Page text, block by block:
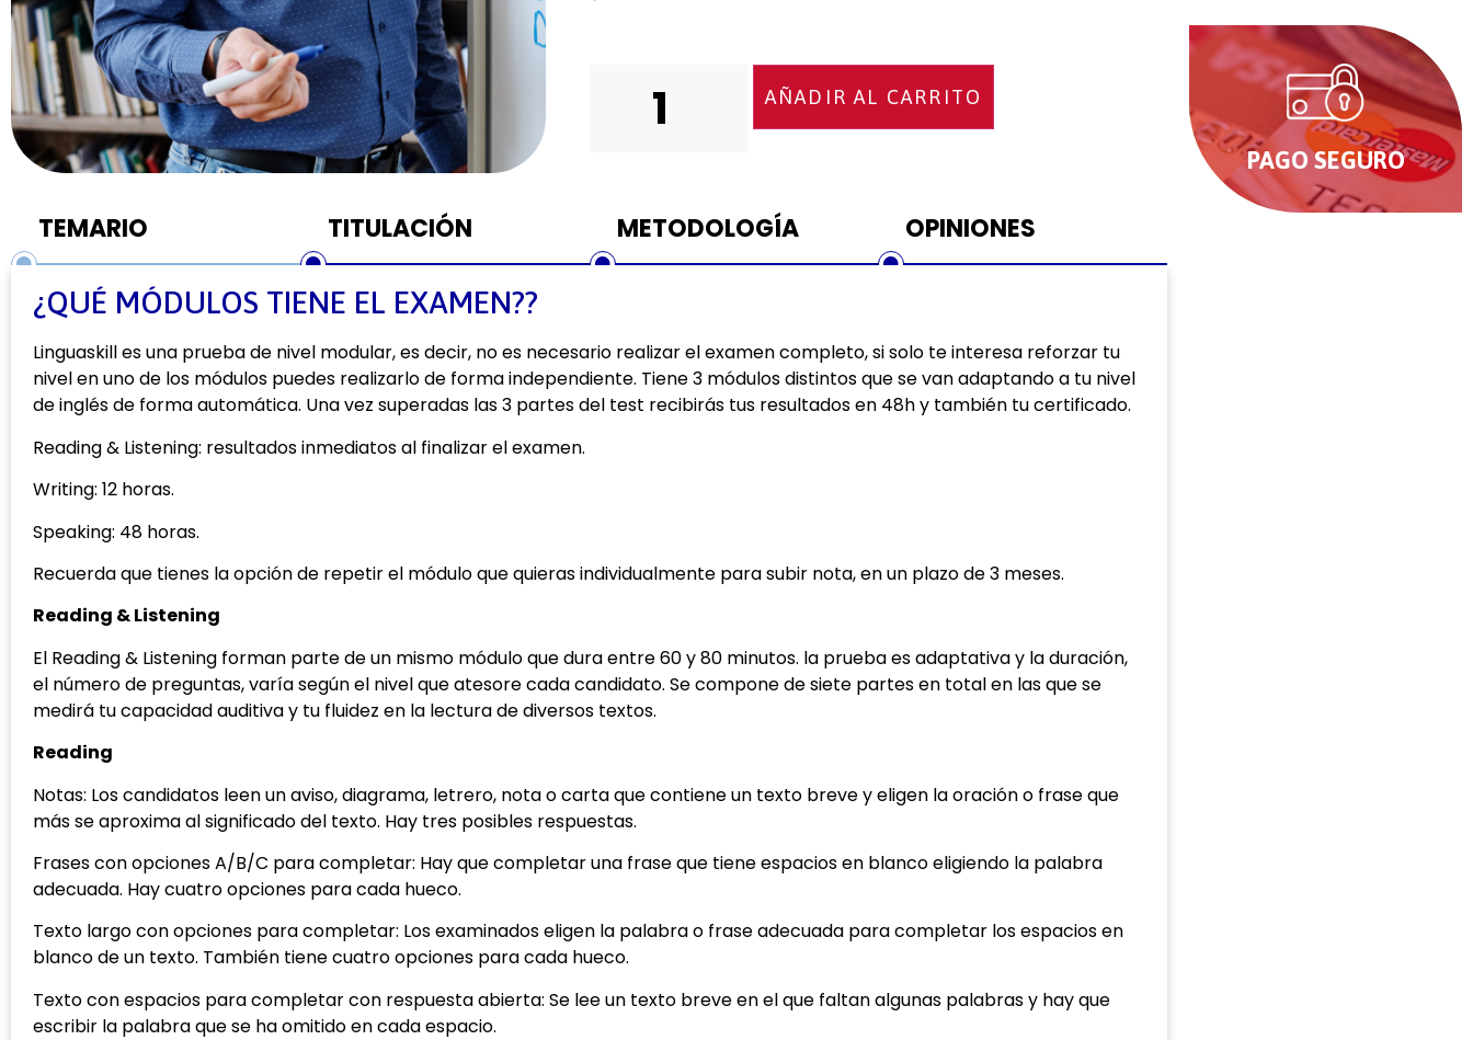
AÑADIR AL CARRITO
TEMARIO TITULACIÓN METODOLOGÍA OPINIONES
¿QUÉ MÓDULOS TIENE EL EXAMEN??
Linguaskill es una prueba de nivel modular, es decir, no es necesario realizar el examen completo, si solo te interesa reforzar tu
nivel en uno de los módulos puedes realizarlo de forma independiente. Tiene 3 módulos distintos que se van adaptando a tu nivel
de inglés de forma automática. Una vez superadas las 3 partes del test recibirás tus resultados en 48h y también tu certificado.
Reading & Listening: resultados inmediatos al finalizar el examen.
Writing: 12 horas.
Speaking: 48 horas.
Recuerda que tienes la opción de repetir el módulo que quieras individualmente para subir nota, en un plazo de 3 meses.
Reading & Listening
El Reading & Listening forman parte de un mismo módulo que dura entre 60 y 80 minutos. la prueba es adaptativa y la duración,
el número de preguntas, varía según el nivel que atesore cada candidato. Se compone de siete partes en total en las que se
medirá tu capacidad auditiva y tu fluidez en la lectura de diversos textos.
Reading
Notas: Los candidatos leen un aviso, diagrama, letrero, nota o carta que contiene un texto breve y eligen la oración o frase que
más se aproxima al significado del texto. Hay tres posibles respuestas.
Frases con opciones A/B/C para completar: Hay que completar una frase que tiene espacios en blanco eligiendo la palabra
adecuada. Hay cuatro opciones para cada hueco.
Texto largo con opciones para completar: Los examinados eligen la palabra o frase adecuada para completar los espacios en
blanco de un texto. También tiene cuatro opciones para cada hueco.
Texto con espacios para completar con respuesta abierta: Se lee un texto breve en el que faltan algunas palabras y hay que
escribir la palabra que se ha omitido en cada espacio.
PAGO SEGURO